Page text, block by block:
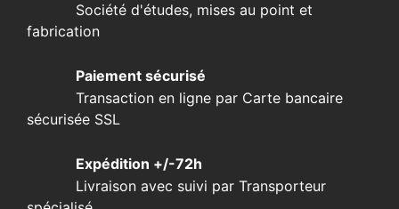
Société d'études, mises au point et
fabrication
Paiement sécurisé
Transaction en ligne par Carte bancaire
sécurisée SSL
Expédition +/-72h
Livraison avec suivi par Transporteur